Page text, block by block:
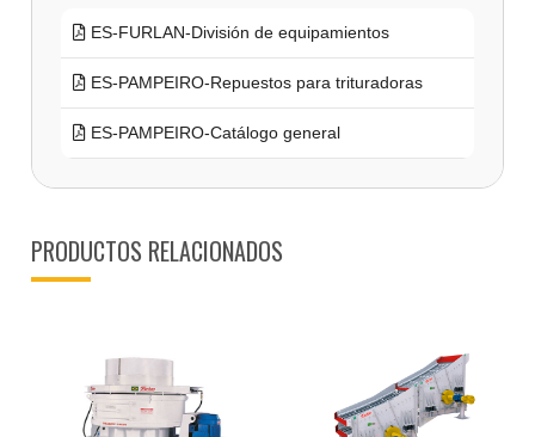
ES-FURLAN-División de equipamientos
ES-PAMPEIRO-Repuestos para trituradoras
ES-PAMPEIRO-Catálogo general
PRODUCTOS RELACIONADOS